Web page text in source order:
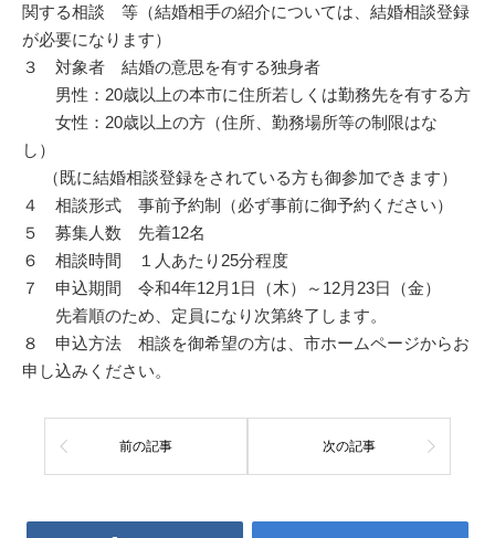
関する相談 等（結婚相手の紹介については、結婚相談登録
が必要になります）
３ 対象者 結婚の意思を有する独身者
男性：20歳以上の本市に住所若しくは勤務先を有する方
女性：20歳以上の方（住所、勤務場所等の制限はな
し）
（既に結婚相談登録をされている方も御参加できます）
４ 相談形式 事前予約制（必ず事前に御予約ください）
５ 募集人数 先着12名
６ 相談時間 １人あたり25分程度
７ 申込期間 令和4年12月1日（木）～12月23日（金）
先着順のため、定員になり次第終了します。
８ 申込方法 相談を御希望の方は、市ホームページからお
申し込みください。
前の記事 次の記事